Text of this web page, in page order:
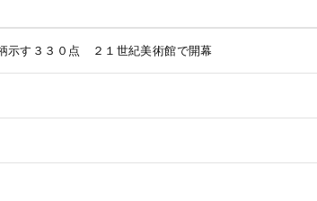
す３３０点 ２１世紀美術館で開幕